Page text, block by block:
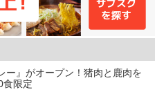
ー』がオープン！猪肉と鹿肉を
食限定